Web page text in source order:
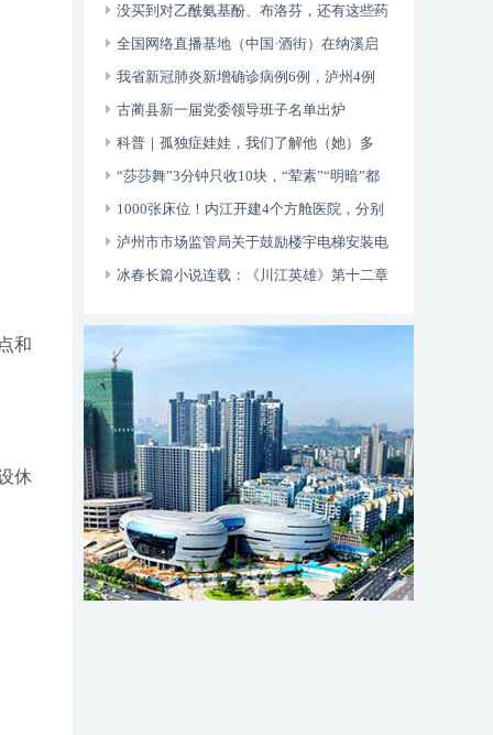
和
休
没买到对乙酰氨基酚、布洛芬，还有这些药
可以临时替代
全国网络直播基地（中国·酒街）在纳溪启
动运行
我省新冠肺炎新增确诊病例6例，泸州4例
古蔺县新一届党委领导班子名单出炉
科普｜孤独症娃娃，我们了解他（她）多
少？
“莎莎舞”3分钟只收10块，“荤素”“明暗”都
有，还可以······
1000张床位！内江开建4个方舱医院，分别
位于——
泸州市市场监管局关于鼓励楼宇电梯安装电
动自行车智能阻止系统的倡议书
冰春长篇小说连载：《川江英雄》第十二章